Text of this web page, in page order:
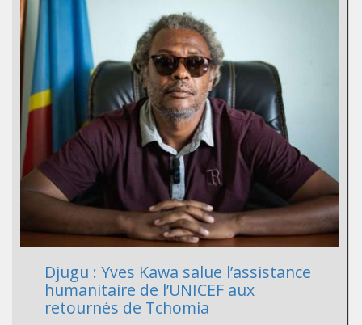
Djugu : Yves Kawa salue l’assistance
humanitaire de l’UNICEF aux
retournés de Tchomia